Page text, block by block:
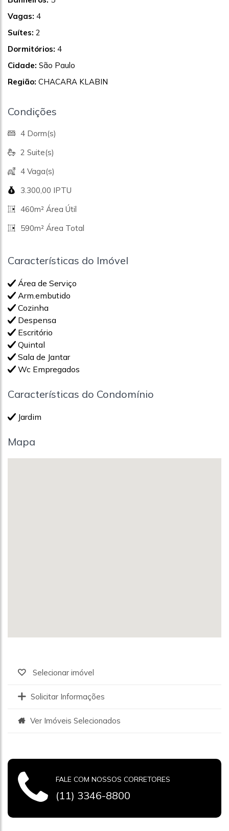
Vagas: 4
Suítes: 2
Dormitórios: 4
Cidade: São Paulo
Região: CHACARA KLABIN
Condições
4 Dorm(s)
2 Suite(s)
4 Vaga(s)
3.300,00 IPTU
460m² Área Útil
590m² Área Total
Características do Imóvel
Área de Serviço
Arm.embutido
Cozinha
Despensa
Escritório
Quintal
Sala de Jantar
Wc Empregados
Características do Condomínio
Jardim
Mapa
Selecionar imóvel
Solicitar Informações
Ver Imóveis Selecionados
FALE COM NOSSOS CORRETORES
(11) 3346-8800